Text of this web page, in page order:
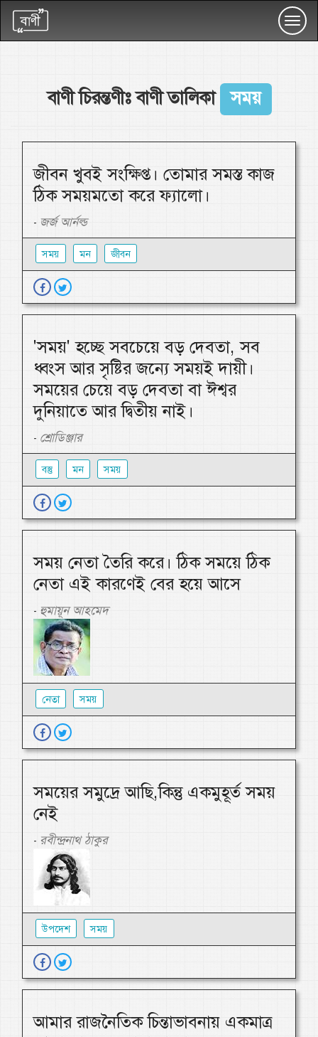
বাণী চিরন্তণীঃ বাণী তালিকা সময়
জীবন খুবই সংক্ষিপ্ত। তোমার সমস্ত কাজ
ঠিক সময়মতো করে ফ্যালো।
- জর্জ আর্নল্ড
সময় মন জীবন
'সময়' হচ্ছে সবচেয়ে বড় দেবতা, সব
ধ্বংস আর সৃষ্টির জন্যে সময়ই দায়ী।
সময়ের চেয়ে বড় দেবতা বা ঈশ্বর
দুনিয়াতে আর দ্বিতীয় নাই।
- শ্রোডিঞ্জার
বস্তু মন সময়
সময় নেতা তৈরি করে। ঠিক সময়ে ঠিক
নেতা এই কারণেই বের হয়ে আসে
- হুমায়ূন আহমেদ
নেতা সময়
সময়ের সমুদ্রে আছি,কিন্তু একমুহূর্ত সময়
নেই
- রবীন্দ্রনাথ ঠাকুর
উপদেশ সময়
আমার রাজনৈতিক চিন্তাভাবনায় একমাত্র